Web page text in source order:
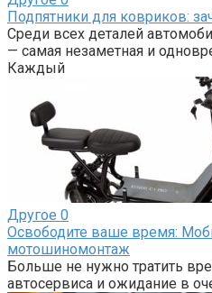
Подпятники для ковриков:
Среди всех деталей
— самая незаметная и
Каждый
Другое 0
Освободите ваше время:
мотошиномонтаж
Больше не нужно тратить
автосервиса и ожидание в